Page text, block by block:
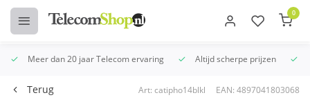
0
Meer dan 20 jaar Telecom ervaring Altijd scherpe prijzen
Terug Art: catipho14blkl EAN: 4897041803068